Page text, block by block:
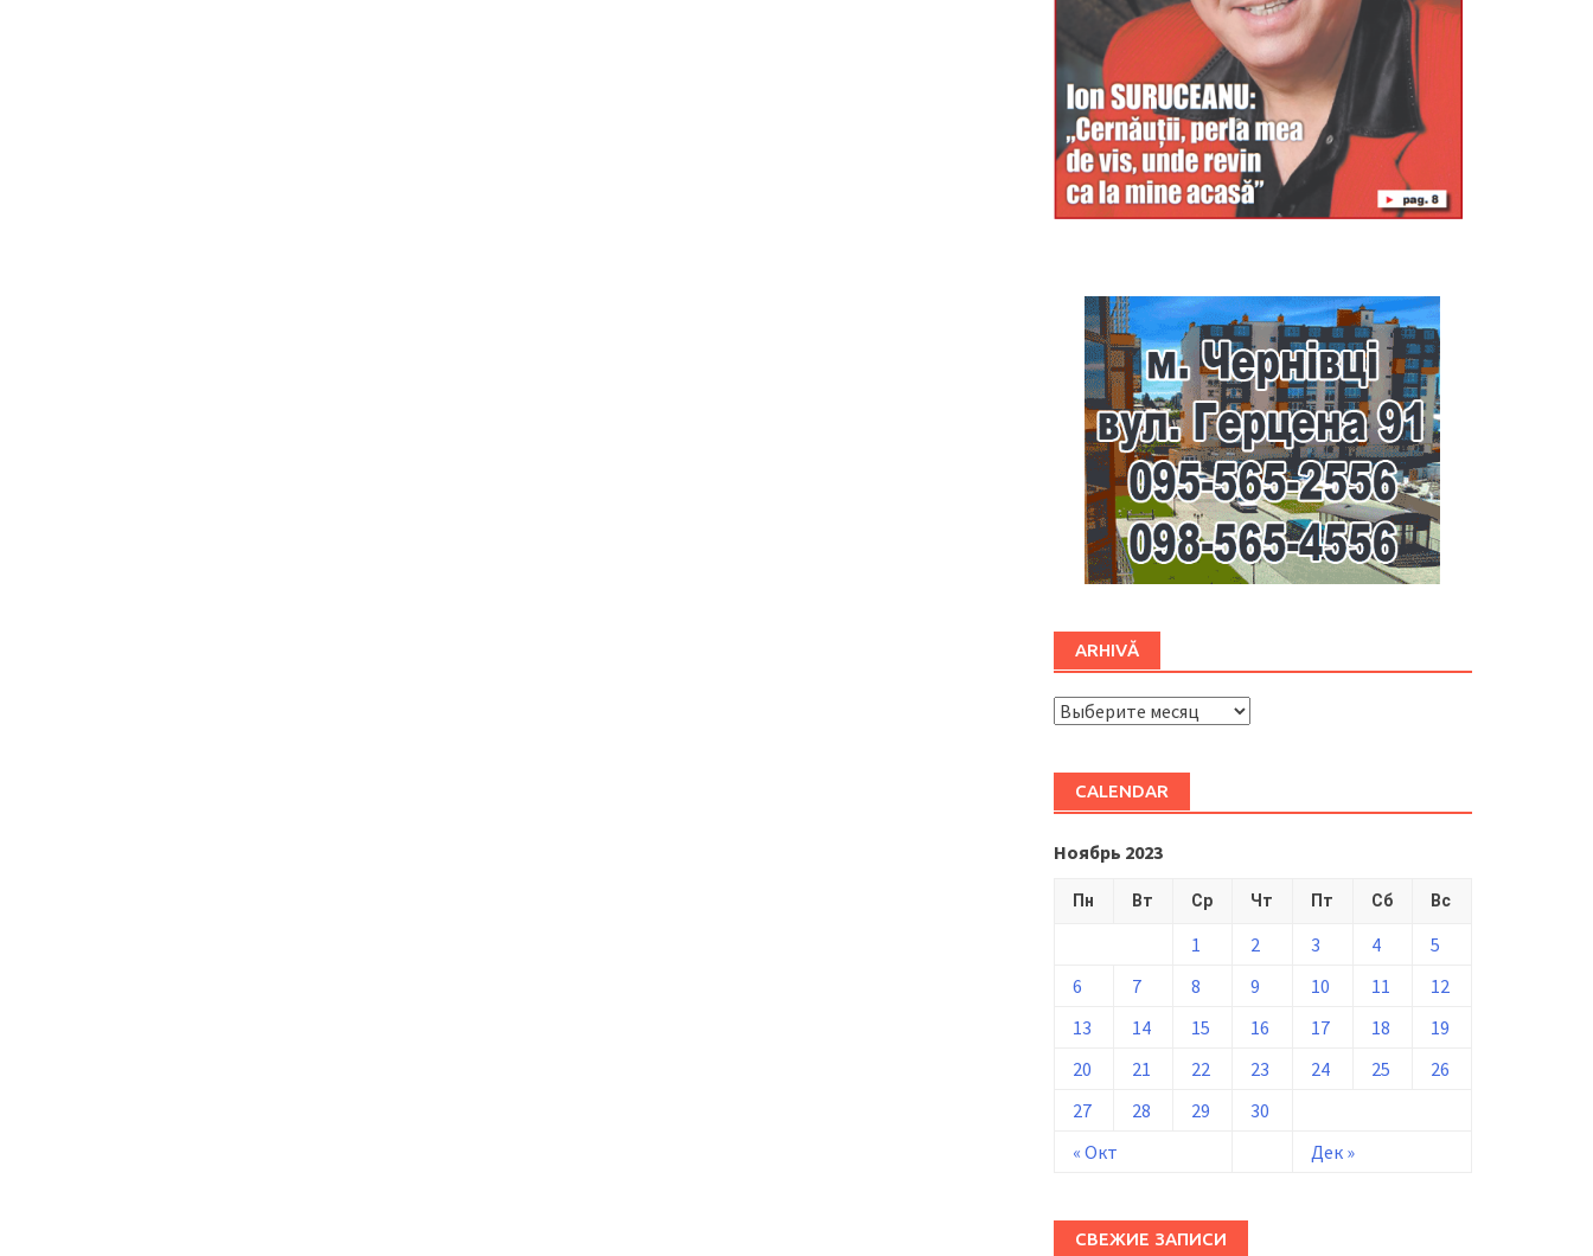
ARHIVĂ
ARHIVĂ
CALENDAR
Ноябрь 2023
Пн Вт Ср Чт Пт Сб Вс
« Окт Дек »
1 2 3 4
5
6
7 8 9 10 11
12
13
14 15 16 17 18
19
20
21 22 23 24 25
26
27
28 29 30
СВЕЖИЕ ЗАПИСИ